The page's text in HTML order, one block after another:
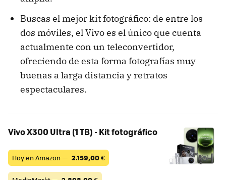
Buscas el mejor kit fotográfico: de entre los
dos móviles, el Vivo es el único que cuenta
actualmente con un teleconvertidor,
ofreciendo de esta forma fotografías muy
buenas a larga distancia y retratos
espectaculares.
Vivo X300 Ultra (1 TB) - Kit fotográfico
Hoy en Amazon — 2.159,00€